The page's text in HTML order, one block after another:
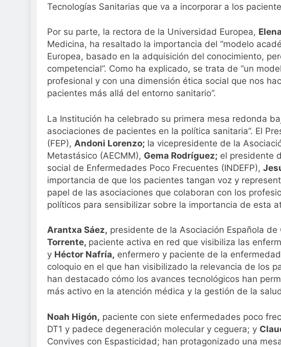
Tecnologías Sanitarias que va a incorporar a los
Por su parte, la rectora de la Universidad Europea,
Medicina, ha resaltado la importancia del “modelo
Europea, basado en la adquisición del conocimiento,
competencial”. Como ha explicado, se trata de “un
profesional y con una dimensión ética social que nos
pacientes más allá del entorno sanitario”.
La Institución ha celebrado su primera mesa redonda
asociaciones de pacientes en la política sanitaria”. El
(FEP), Andoni Lorenzo; la vicepresidente de la
Metastásico (AECMM), Gema Rodríguez; el presidente
social de Enfermedades Poco Frecuentes (INDEFP),
importancia de que los pacientes tangan voz y
papel de las asociaciones que colaboran con los
políticos para sensibilizar sobre la importancia de esta
Arantxa Sáez, presidente de la Asociación Española de
Torrente, paciente activa en red que visibiliza las
y Héctor Nafría, enfermero y paciente de la
coloquio en el que han visibilizado la relevancia de los
han destacado cómo los avances tecnológicos han
más activo en la atención médica y la gestión de la
Noah Higón, paciente con siete enfermedades poco
DT1 y padece degeneración molecular y ceguera; y
Convives con Espasticidad; han protagonizado una